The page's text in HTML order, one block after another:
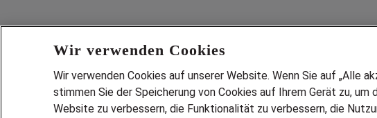
Wir verwenden Cookies
Wir verwenden Cookies auf unserer Website. Wenn Sie auf „Alle
stimmen Sie der Speicherung von Cookies auf Ihrem Gerät zu, um
Website zu verbessern, die Funktionalität zu verbessern, die